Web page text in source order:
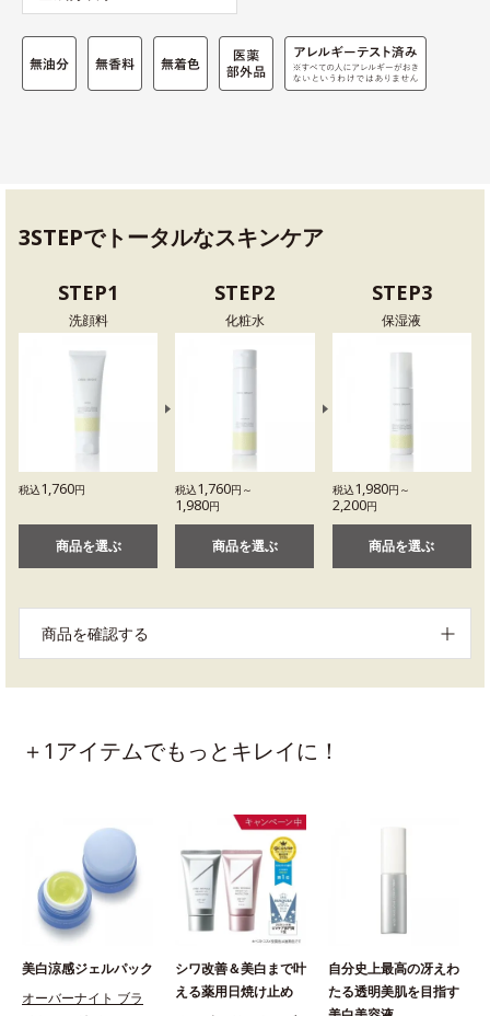
3STEPでトータルなスキンケア
STEP1
洗顔料
税込1,760円
商品を選ぶ
STEP2
化粧水
税込1,760円～
1,980円
商品を選ぶ
STEP3
保湿液
税込1,980円～
2,200円
商品を選ぶ
商品を確認する
＋1アイテムでもっとキレイに！
美白涼感ジェルパック
オーバーナイト ブラ
シワ改善＆美白まで叶
える薬用日焼け止め
自分史上最高の冴えわ
たる透明美肌を目指す